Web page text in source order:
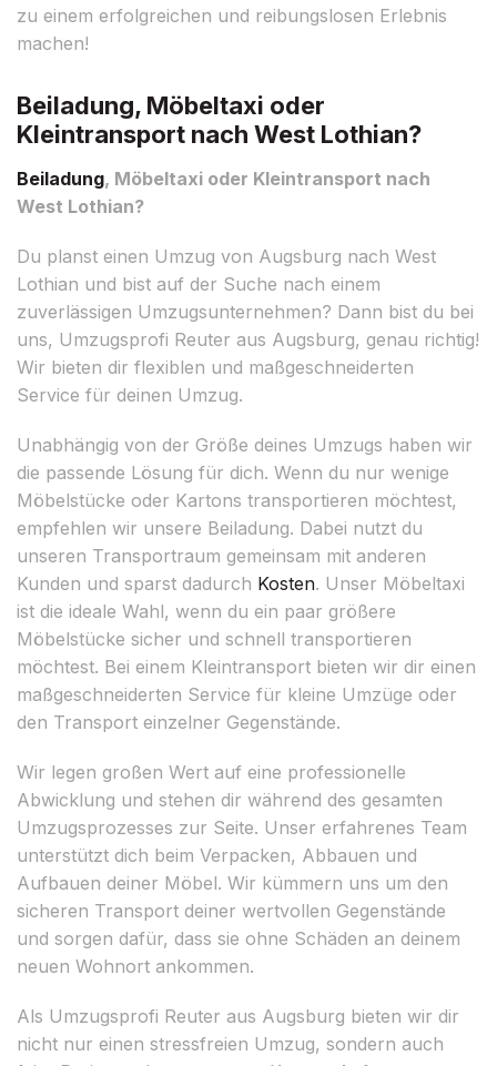
zu einem erfolgreichen und reibungslosen Erlebnis
machen!
Beiladung, Möbeltaxi oder
Kleintransport nach West Lothian?
Beiladung, Möbeltaxi oder Kleintransport nach
West Lothian?
Du planst einen Umzug von Augsburg nach West
Lothian und bist auf der Suche nach einem
zuverlässigen Umzugsunternehmen? Dann bist du bei
uns, Umzugsprofi Reuter aus Augsburg, genau richtig!
Wir bieten dir flexiblen und maßgeschneiderten
Service für deinen Umzug.
Unabhängig von der Größe deines Umzugs haben wir
die passende Lösung für dich. Wenn du nur wenige
Möbelstücke oder Kartons transportieren möchtest,
empfehlen wir unsere Beiladung. Dabei nutzt du
unseren Transportraum gemeinsam mit anderen
Kunden und sparst dadurch Kosten. Unser Möbeltaxi
ist die ideale Wahl, wenn du ein paar größere
Möbelstücke sicher und schnell transportieren
möchtest. Bei einem Kleintransport bieten wir dir einen
maßgeschneiderten Service für kleine Umzüge oder
den Transport einzelner Gegenstände.
Wir legen großen Wert auf eine professionelle
Abwicklung und stehen dir während des gesamten
Umzugsprozesses zur Seite. Unser erfahrenes Team
unterstützt dich beim Verpacken, Abbauen und
Aufbauen deiner Möbel. Wir kümmern uns um den
sicheren Transport deiner wertvollen Gegenstände
und sorgen dafür, dass sie ohne Schäden an deinem
neuen Wohnort ankommen.
Als Umzugsprofi Reuter aus Augsburg bieten wir dir
nicht nur einen stressfreien Umzug, sondern auch